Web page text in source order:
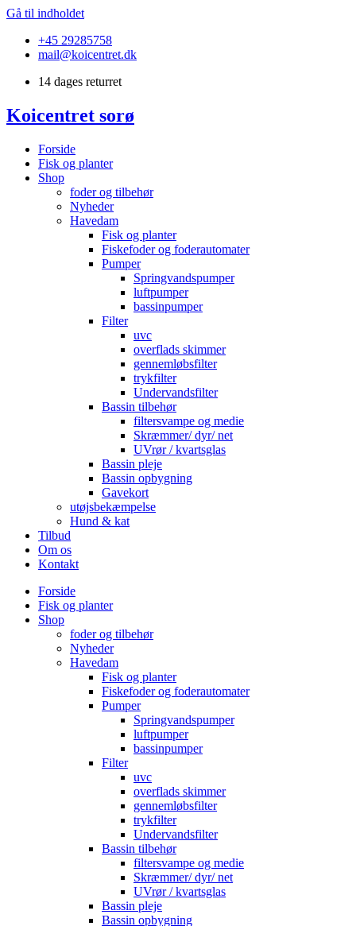
Gå til indholdet
+45 29285758
mail@koicentret.dk
14 dages returret
Koicentret sorø
Forside
Fisk og planter
Shop
foder og tilbehør
Nyheder
Havedam
Fisk og planter
Fiskefoder og foderautomater
Pumper
Springvandspumper
luftpumper
bassinpumper
Filter
uvc
overflads skimmer
gennemløbsfilter
trykfilter
Undervandsfilter
Bassin tilbehør
filtersvampe og medie
Skræmmer/ dyr/ net
UVrør / kvartsglas
Bassin pleje
Bassin opbygning
Gavekort
utøjsbekæmpelse
Hund & kat
Tilbud
Om os
Kontakt
Forside
Fisk og planter
Shop
foder og tilbehør
Nyheder
Havedam
Fisk og planter
Fiskefoder og foderautomater
Pumper
Springvandspumper
luftpumper
bassinpumper
Filter
uvc
overflads skimmer
gennemløbsfilter
trykfilter
Undervandsfilter
Bassin tilbehør
filtersvampe og medie
Skræmmer/ dyr/ net
UVrør / kvartsglas
Bassin pleje
Bassin opbygning